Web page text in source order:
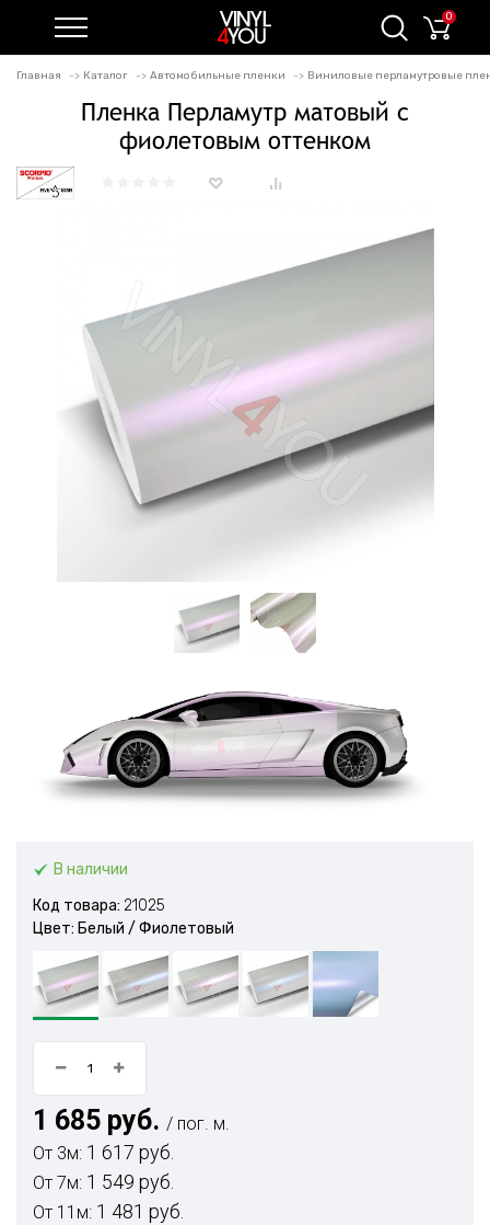
0
Главная Каталог Автомобильные пленки Виниловые перламутровые
Пленка Перламутр матовый с
фиолетовым оттенком
В наличии
Код товара: 21025
Цвет: Белый / Фиолетовый
1 685 руб. / пог. м.
От 3м: 1 617 руб.
От 7м: 1 549 руб.
От 11м: 1 481 руб.